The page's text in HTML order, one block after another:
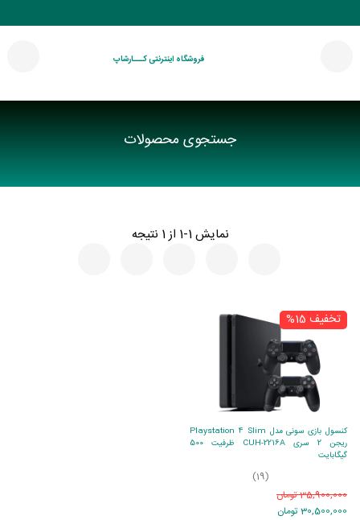
فروشگاه اینترنتی کـــارشاپ
جستجوی محصولات
نمایش 1-1 از 1 نتیجه
تخفیف 15%
کنسول بازی سونی مدل Playstation 4 Slim
ریجن 2 سری CUH-2216A ظرفیت 500
گیگابایت
(19)
35,900,000 تومان
30,500,000 تومان